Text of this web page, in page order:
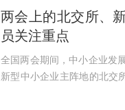
两会上的北交所、
员关注重点
全国两会期间，中小企业发
新型中小企业主阵地的北交